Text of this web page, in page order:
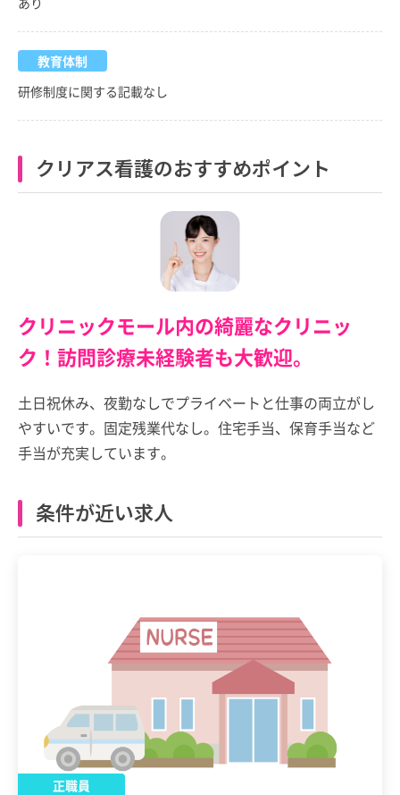
教育体制
研修制度に関する記載なし
クリアス看護のおすすめポイント
クリニックモール内の綺麗なクリニッ
ク！訪問診療未経験者も大歓迎。
土日祝休み、夜勤なしでプライベートと仕事の両立がし
やすいです。固定残業代なし。住宅手当、保育手当など
手当が充実しています。
条件が近い求人
正職員